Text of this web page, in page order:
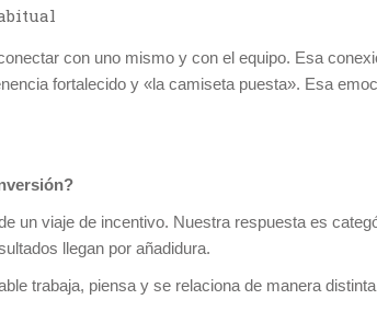
con uno mismo y con el equipo. Esa
fortalecido y «la camiseta puesta». Esa
un viaje de incentivo. Nuestra respuesta es
llegan por añadidura.
trabaja, piensa y se relaciona de manera